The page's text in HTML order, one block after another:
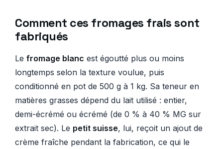
Comment ces fromages frais sont
fabriqués
Le fromage blanc est égoutté plus ou moins
longtemps selon la texture voulue, puis
conditionné en pot de 500 g à 1 kg. Sa teneur en
matières grasses dépend du lait utilisé : entier,
demi-écrémé ou écrémé (de 0 % à 40 % MG sur
extrait sec). Le petit suisse, lui, reçoit un ajout de
crème fraîche pendant la fabrication, ce qui le